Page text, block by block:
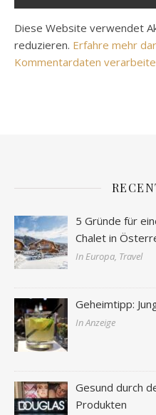
Diese Website verwendet
reduzieren. Erfahre mehr
Kommentardaten
5 Gründe für
Chalet in
In Europa, Travel
Geheimtipp:
In Anzeige
Gesund durch
Produkten